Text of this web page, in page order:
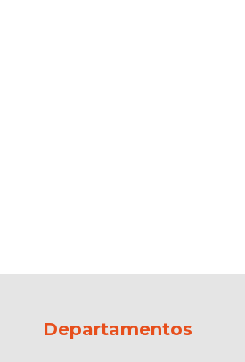
Departamentos